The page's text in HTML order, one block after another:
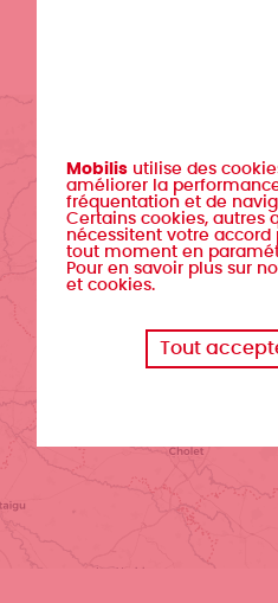
Mobilis utilise des
améliorer la
fréquentation et de
Certains cookies, autres
nécessitent votre accord
tout moment en
Pour en savoir plus sur
et cookies.
Tout